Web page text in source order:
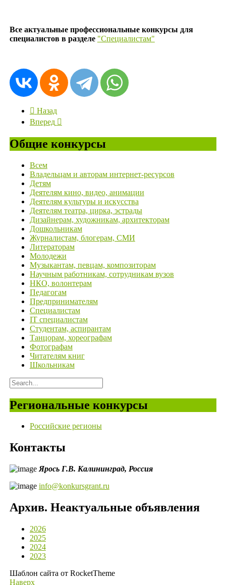
Все актуальные профессиональные конкурсы для
специалистов в разделе "Специалистам"
Назад
Вперед
Общие конкурсы
Всем
Владельцам и авторам интернет-ресурсов
Детям
Деятелям кино, видео, анимации
Деятелям культуры и искусства
Деятелям театра, цирка, эстрады
Дизайнерам, художникам, архитекторам
Дошкольникам
Журналистам, блогерам, СМИ
Литераторам
Молодежи
Музыкантам, певцам, композиторам
Научным работникам, сотрудникам вузов
НКО, волонтерам
Педагогам
Предпринимателям
Специалистам
IT специалистам
Студентам, аспирантам
Танцорам, хореографам
Фотографам
Читателям книг
Школьникам
Региональные конкурсы
Российские регионы
Контакты
Ярось Г.В. Калининград, Россия
info@konkursgrant.ru
Архив. Неактуальные объявления
2026
2025
2024
2023
Шаблон сайта от RocketTheme
Наверх